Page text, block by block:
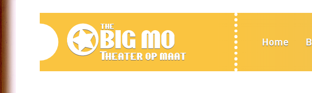
The
Big
Mo,
Home